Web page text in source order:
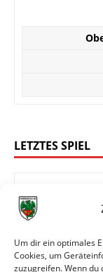
Um dir ein optimales
Cookies, um
zuzugreifen. Wenn du
LETZTES SPIEL